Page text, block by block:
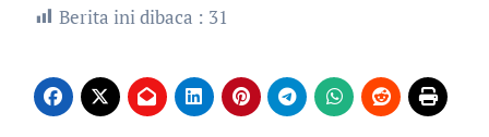
Berita ini dibaca : 31